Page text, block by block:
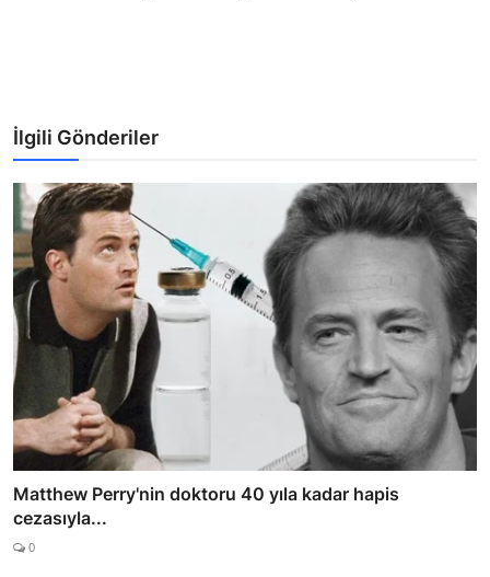
İlgili Gönderiler
Matthew Perry'nin doktoru 40 yıla kadar hapis
cezasıyla...
0